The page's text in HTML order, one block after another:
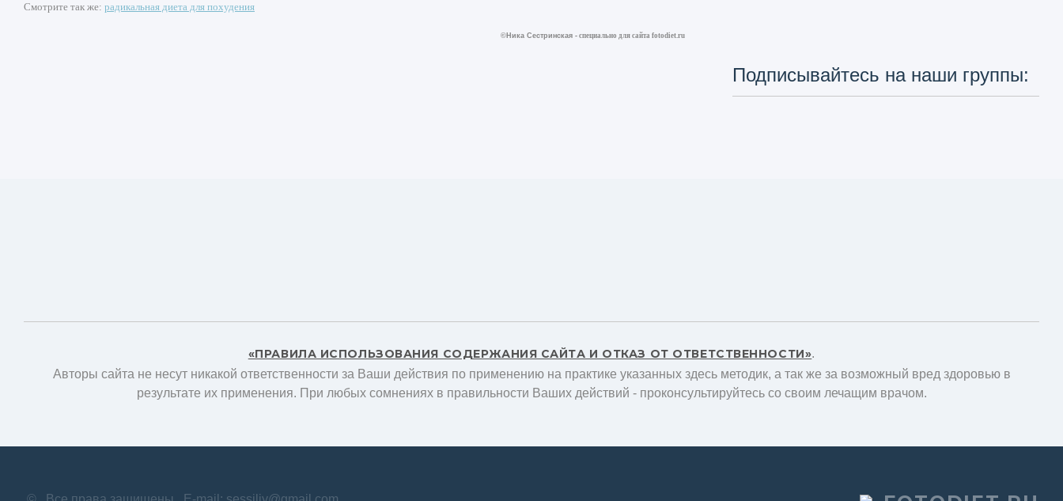
Смотрите так же: радикальная диета для похудения
©Ника Сестринская - специально для сайта fotodiet.ru
Подписывайтесь на наши группы:
«ПРАВИЛА ИСПОЛЬЗОВАНИЯ СОДЕРЖАНИЯ САЙТА И ОТКАЗ ОТ ОТВЕТСТВЕННОСТИ».
Авторы сайта не несут никакой ответственности за Ваши действия по применению на практике указанных здесь методик, а так же за возможный вред здоровью в
результате их применения. При любых сомнениях в правильности Ваших действий - проконсультируйтесь со своим лечащим врачом.